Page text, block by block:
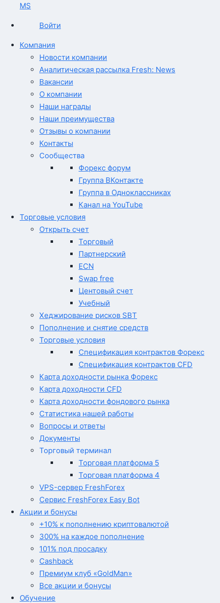
MS
Войти
Компания
Новости компании
Аналитическая рассылка Fresh: News
Вакансии
О компании
Наши награды
Наши преимущества
Отзывы о компании
Контакты
Сообщества
Форекс форум
Группа ВКонтакте
Группа в Одноклассниках
Канал на YouTube
Торговые условия
Открыть счет
Торговый
Партнерский
ECN
Swap free
Центовый счет
Учебный
Хеджирование рисков SBT
Пополнение и снятие средств
Торговые условия
Спецификация контрактов Форекс
Спецификация контрактов CFD
Карта доходности рынка Форекс
Карта доходности CFD
Карта доходности фондового рынка
Статистика нашей работы
Вопросы и ответы
Документы
Торговый терминал
Торговая платформа 5
Торговая платформа 4
VPS-сервер FreshForex
Сервис FreshForex Easy Bot
Акции и бонусы
+10% к пополнению криптовалютой
300% на каждое пополнение
101% под просадку
Cashback
Премиум клуб «GoldMan»
Все акции и бонусы
Обучение